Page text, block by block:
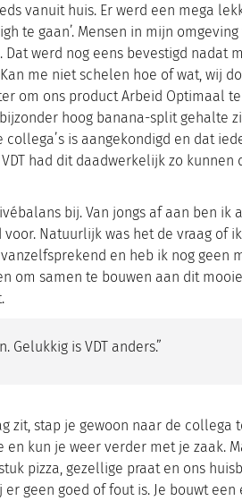
vanuit huis. Er werd een mega
te gaan’. Mensen in mijn omgeving
werd nog eens bevestigd nadat
me niet schelen hoe of wat, wij
om ons product Arbeid Optimaal
hoog banana-split gehalte
is aangekondigd en dat
had dit daadwerkelijk zo kunnen
bij. Van jongs af aan ben ik
Natuurlijk was het de vraag of
en heb ik nog geen
om samen te bouwen aan dit
is VDT anders.”
zit, stap je gewoon naar de collega
kun je weer verder met je zaak.
pizza, gezellige praat en ons
geen goed of fout is. Je bouwt een